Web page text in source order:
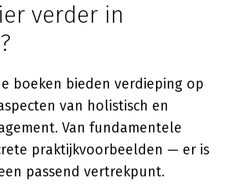
verder in
boeken bieden verdieping op
van holistisch en
Van fundamentele
praktijkvoorbeelden — er is
passend vertrekpunt.